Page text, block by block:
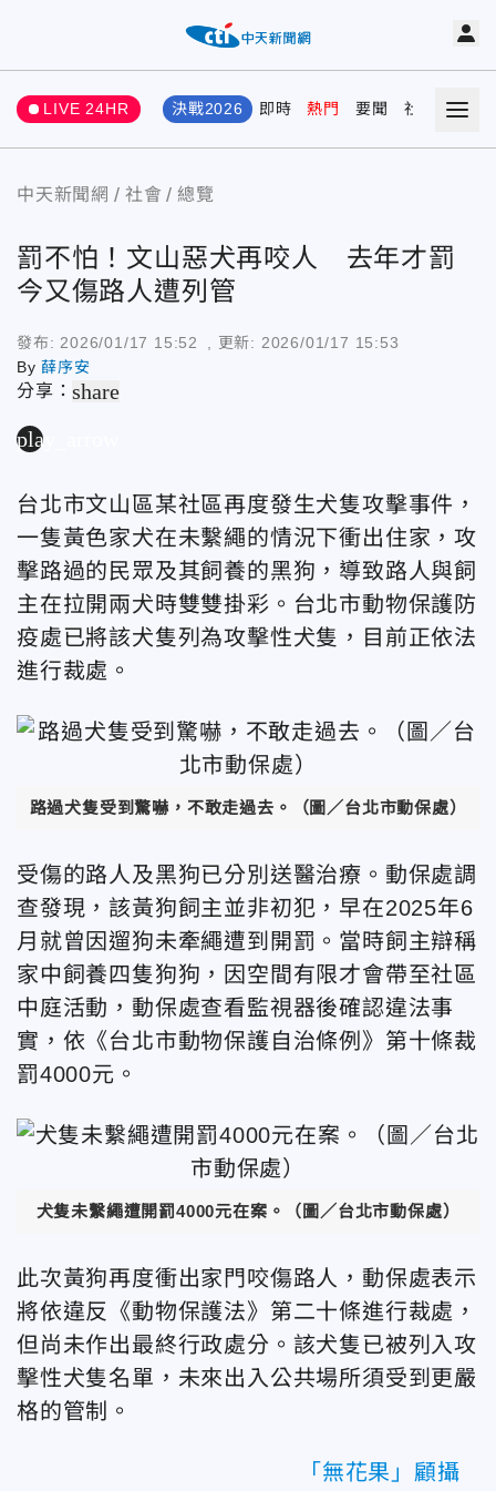
LIVE 24HR 決戰2026 即時 熱門 要聞 社會 娛樂
中天新聞網 社會 總覽
罰不怕！文山惡犬再咬人 去年才罰
今又傷路人遭列管
發布: 2026/01/17 15:52 , 更新: 2026/01/17 15:53
By薛序安
分享：share
play_arrow
台北市文山區某社區再度發生犬隻攻擊事件，
一隻黃色家犬在未繫繩的情況下衝出住家，攻
擊路過的民眾及其飼養的黑狗，導致路人與飼
主在拉開兩犬時雙雙掛彩。台北市動物保護防
疫處已將該犬隻列為攻擊性犬隻，目前正依法
進行裁處。
路過犬隻受到驚嚇，不敢走過去。（圖／台北市動保處）
受傷的路人及黑狗已分別送醫治療。動保處調
查發現，該黃狗飼主並非初犯，早在2025年6
月就曾因遛狗未牽繩遭到開罰。當時飼主辯稱
家中飼養四隻狗狗，因空間有限才會帶至社區
中庭活動，動保處查看監視器後確認違法事
實，依《台北市動物保護自治條例》第十條裁
罰4000元。
犬隻未繫繩遭開罰4000元在案。（圖／台北市動保處）
此次黃狗再度衝出家門咬傷路人，動保處表示
將依違反《動物保護法》第二十條進行裁處，
但尚未作出最終行政處分。該犬隻已被列入攻
擊性犬隻名單，未來出入公共場所須受到更嚴
格的管制。
「無花果」顧攝